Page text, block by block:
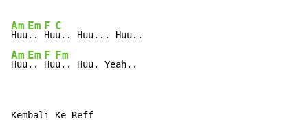
Am
Huu
Em
..
F
Hu
C
Am
Huu
Em
..
F
Hu
Fm
u.. Huu. Yeah..
Kembali Ke Reff